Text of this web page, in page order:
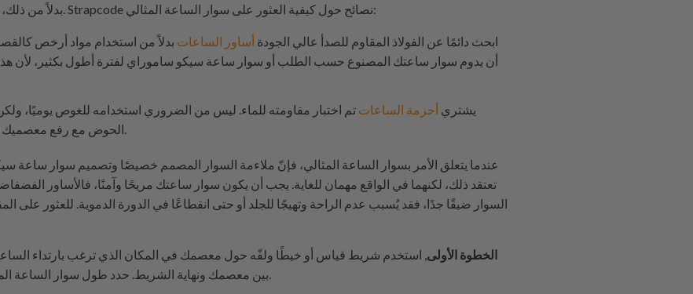
Strapcode نصائح حول كيفية العثور على سوار الساعة المثالي:
ابحث دائمًا عن الفولاذ المقاوم للصدأ عالي الجودة أساور الساعات بدلاً من استخدام مواد أرخص
أن يدوم سوار ساعتك المصنوع حسب الطلب أو سوار ساعة سيكو ساموراي لفترة أطول بكثير، لأن هذه
يشتري أحزمة الساعات تم اختبار مقاومته للماء. ليس من الضروري استخدامه للغوص يوميًا،
عندما يتعلق الأمر بسوار الساعة المثالي، فإنّ ملاءمة السوار المصمم خصيصًا وتصميم سوار ساعة
تعتقد ذلك، لكنهما في الواقع مهمان للغاية. يجب أن يكون سوار ساعتك مريحًا وآمنًا، فالأساور
السوار ضيقًا جدًا، فقد يُسبب عدم الراحة وتهيجًا للجلد أو حتى انقطاعًا في الدورة الدموية. للعثور على
الخطوة الأولى , استخدم شريط قياس أو خيطًا ولفّه حول معصمك في المكان الذي ترغب بارتداء